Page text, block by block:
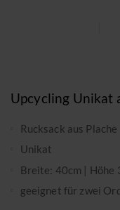
ONLINE-
Freie Plätze
Gutscheine
Transportflüge
Pflichtfeld
Jetzt
Upcycling Unikat
Rucksack aus Plache
Unikat
Breite: 40cm | Höhe
geeignet für zwei